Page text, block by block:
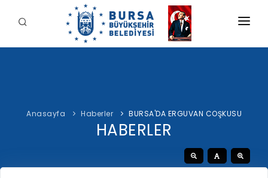
TARİHÇE
Özgeçmiş
Anasayfa Haberler BURSA'DA ERGUVAN COŞKUSU
HABERLER